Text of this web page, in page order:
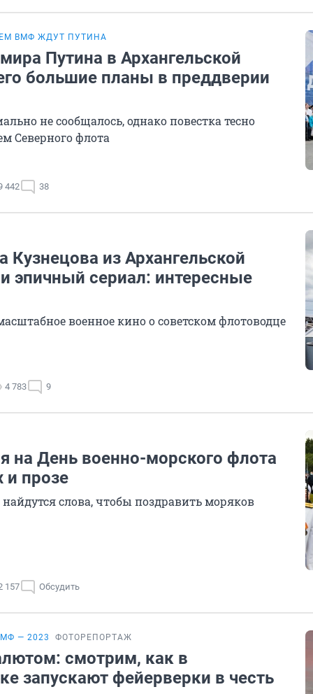
ВМФ ЖДУТ ПУТИНА
Путина в Архангельской
большие планы в преддверии
не сообщалось, однако повестка тесно
Северного флота
442 38
Кузнецова из Архангельской
эпичный сериал: интересные
военное кино о советском флотоводце
4 783 9
на День военно-морского флота
и прозе
найдутся слова, чтобы поздравить моряков
157 Обсудить
— 2023 ФОТОРЕПОРТАЖ
смотрим, как в
запускают фейерверки в честь